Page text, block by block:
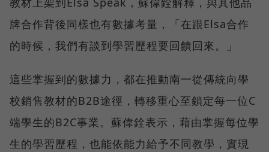
牌合作背後同樣也有數據考量，「在跟Elsa合作
的時候，我們有談到學習歷程要回饋回來。」
這些掌握到的數據力，都在推動南一從傳統向學
校銷售教材的B2B途徑，轉移重心至鎖定每一位C
端學生的B2C事業。蘇偉銓表示，藉由掌握每位學
生的學習歷程，也能依能力給予不同教學，實現